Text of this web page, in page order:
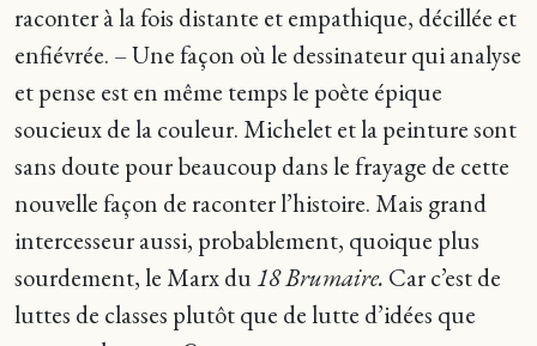
raconter à la fois distante et empathique, décillée et
enfiévrée. – Une façon où le dessinateur qui analyse
et pense est en même temps le poète épique
soucieux de la couleur. Michelet et la peinture sont
sans doute pour beaucoup dans le frayage de cette
nouvelle façon de raconter l’histoire. Mais grand
intercesseur aussi, probablement, quoique plus
sourdement, le Marx du18 Brumaire. Car c’est de
luttes de classes plutôt que de lutte d’idées que